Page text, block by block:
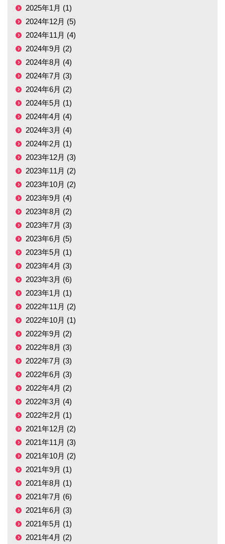
2025年1月 (1)
2024年12月 (5)
2024年11月 (4)
2024年9月 (2)
2024年8月 (4)
2024年7月 (3)
2024年6月 (2)
2024年5月 (1)
2024年4月 (4)
2024年3月 (4)
2024年2月 (1)
2023年12月 (3)
2023年11月 (2)
2023年10月 (2)
2023年9月 (4)
2023年8月 (2)
2023年7月 (3)
2023年6月 (5)
2023年5月 (1)
2023年4月 (3)
2023年3月 (6)
2023年1月 (1)
2022年11月 (2)
2022年10月 (1)
2022年9月 (2)
2022年8月 (3)
2022年7月 (3)
2022年6月 (3)
2022年4月 (2)
2022年3月 (4)
2022年2月 (1)
2021年12月 (2)
2021年11月 (3)
2021年10月 (2)
2021年9月 (1)
2021年8月 (1)
2021年7月 (6)
2021年6月 (3)
2021年5月 (1)
2021年4月 (2)